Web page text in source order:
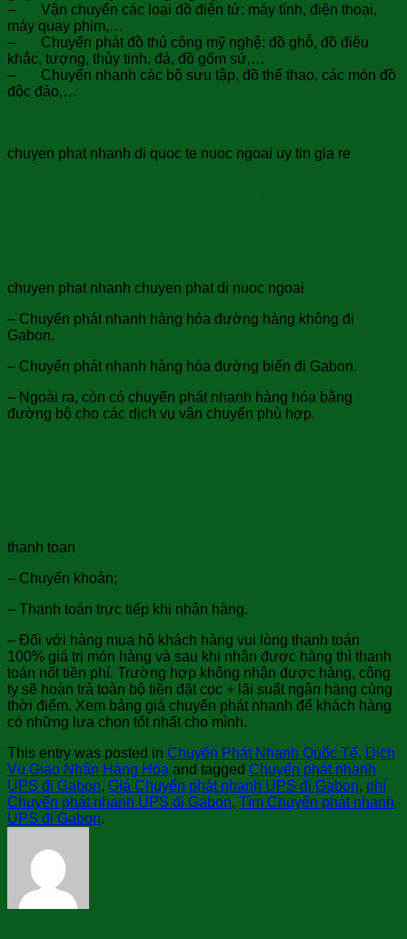
– Vận chuyển các loại đồ điện tử: máy tính, điện thoại,
máy quay phim,…
– Chuyển phát đồ thủ công mỹ nghệ: đồ ghỗ, đồ điêu
khắc, tượng, thủy tinh, đá, đồ gốm sứ,…
– Chuyển nhanh các bộ sưu tập, đồ thể thao, các món đồ
độc đáo,…
chuyen phat nhanh di quoc te nuoc ngoai uy tin gia re
chuyen phat nhanh chuyen phat di nuoc ngoai
– Chuyển phát nhanh hàng hóa đường hàng không đi
Gabon.
– Chuyển phát nhanh hàng hóa đường biển đi Gabon.
– Ngoài ra, còn có chuyển phát nhanh hàng hóa bằng
đường bộ cho các dịch vụ vận chuyển phù hợp.
thanh toan
– Chuyển khoản;
– Thanh toán trực tiếp khi nhận hàng.
– Đối với hàng mua hộ khách hàng vui lòng thanh toán
100% giá trị món hàng và sau khi nhận được hàng thì thanh
toán nốt tiền phí. Trường hợp không nhận được hàng, công
ty sẽ hoàn trả toàn bộ tiền đặt cọc + lãi suất ngân hàng cùng
thời điểm. Xem bảng giá chuyển phát nhanh để khách hàng
có những lựa chọn tốt nhất cho mình.
This entry was posted in Chuyển Phát Nhanh Quốc Tế, Dịch
Vụ Giao Nhận Hàng Hóa and tagged Chuyển phát nhanh
UPS đi Gabon, Giá Chuyển phát nhanh UPS đi Gabon, phí
Chuyển phát nhanh UPS đi Gabon, Tìm Chuyển phát nhanh
UPS đi Gabon.